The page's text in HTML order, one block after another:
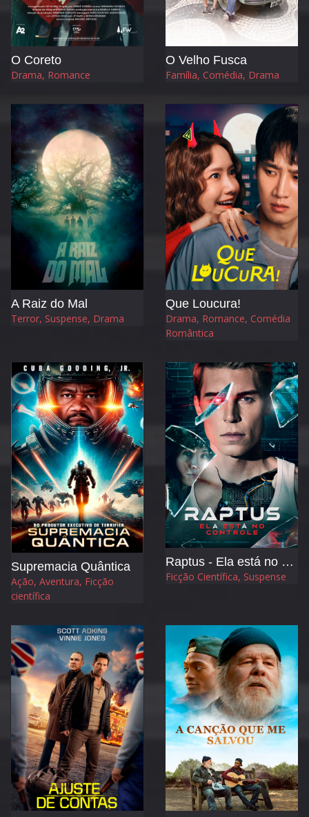
O Coreto
Drama, Romance
O Velho Fusca
Família, Comédia, Drama
A Raiz do Mal
Terror, Suspense, Drama
Que Loucura!
Drama, Romance, Comédia
Romântica
Supremacia Quântica
Ação, Aventura, Ficção
científica
Raptus - Ela está no Controle
Ficção Científica, Suspense